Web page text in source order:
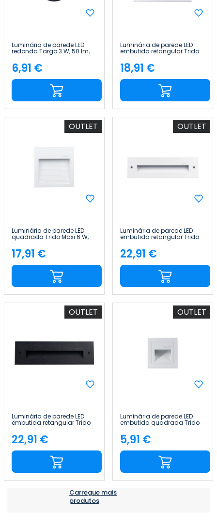
Luminária de parede LED
redonda Targo 3 W, 50 lm,
IP65, Ø6x5.85cm, preta, 25
000 h, SECOM
Preço
6,91 €
Luminária de parede LED
embutida retangular Trido
Maxi 6 W, 300 lm, IP65,
18x5.3x12cm, branca, 25 000
h, SECOM
Preço
18,91 €
OUTLET
Luminária de parede LED
quadrada Trido Maxi 6 W,
200 lm, IP65, 12x12x1.8cm,
4000 K, branco, 25 000 h,
SECOM
Preço
17,91 €
OUTLET
Luminária de parede LED
embutida retangular Trido
Medium 6 W, 300 lm, IP65,
25x5.3x7.5cm, Branco, 25
000 h, SECOM
Preço
22,91 €
OUTLET
Luminária de parede LED
embutida retangular Trido
Medium 6 W, 300 lm, IP65,
25x5.3x7.5cm, 4000 K, preta,
25 000 h, SECOM
Preço
22,91 €
OUTLET
Luminária de parede LED
embutida quadrada Trido
Mini 2 W 90 lm IP65
8.5x8.5x5.3cm, branca, 25
000 h, SECOM
Preço
5,91 €
Carregue mais
produtos